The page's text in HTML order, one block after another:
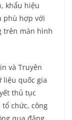
khẩu hiệu
phù hợp với
trên màn hình
và Truyên
liệu quốc gia
thủ tục
chức, công